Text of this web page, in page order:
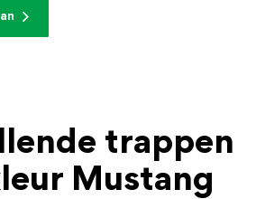
trappen
Mustang